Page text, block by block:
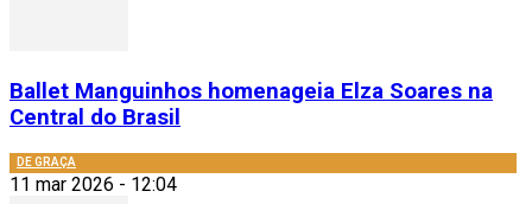
Ballet Manguinhos homenageia Elza Soares na
Central do Brasil
DE GRAÇA
11 mar 2026 - 12:04